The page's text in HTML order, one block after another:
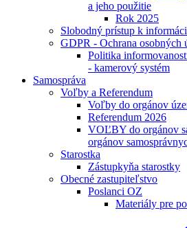
a jeho použitie
Rok 2025
Slobodný prístup k
GDPR - Ochrana osobných
Politika
- kamerový systém
Samospráva
Voľby a Referendum
Voľby do orgánov
Referendum 2026
VOĽBY do orgánov
orgánov
Starostka
Zástupkyňa starostky
Obecné zastupiteľstvo
Poslanci OZ
Materiály pre